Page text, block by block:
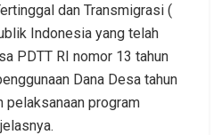
dan Transmigrasi (
Indonesia yang telah
PDTT RI nomor 13 tahun
Dana Desa tahun
pelaksanaan program